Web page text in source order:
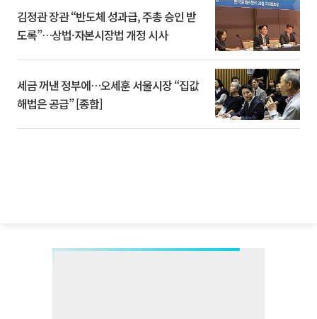
김정관 장관 “반도체 성과급, 주총 승인 받
도록”…상법·자본시장법 개정 시사
세금 꺼낸 정부에…오세훈 서울시장 “집값
해법은 공급” [종합]